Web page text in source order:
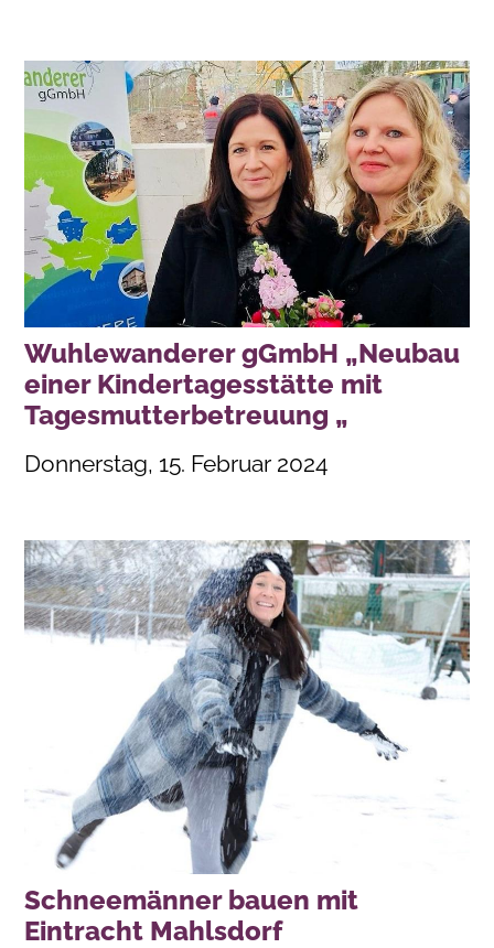
Wuhlewanderer gGmbH „Neubau
einer Kindertagesstätte mit
Tagesmutterbetreuung „
Donnerstag, 15. Februar 2024
Schneemänner bauen mit
Eintracht Mahlsdorf